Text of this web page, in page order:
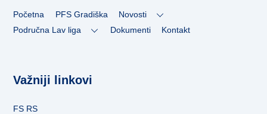
Početna PFS Gradiška
Novosti
Područna Lav liga
Dokumenti Kontakt
Važniji linkovi
FS RS